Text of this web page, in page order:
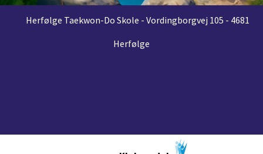
Herfølge Taekwon-Do Skole - Vordingborgvej 105 - 4681
Herfølge